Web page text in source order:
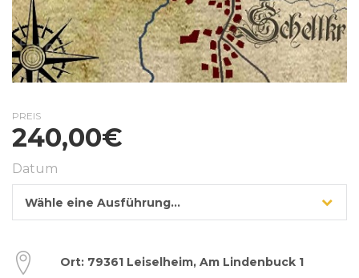
PREIS
240,00€
Datum
Wähle eine Ausführung…
Ort: 79361 Leiselheim, Am Lindenbuck 1